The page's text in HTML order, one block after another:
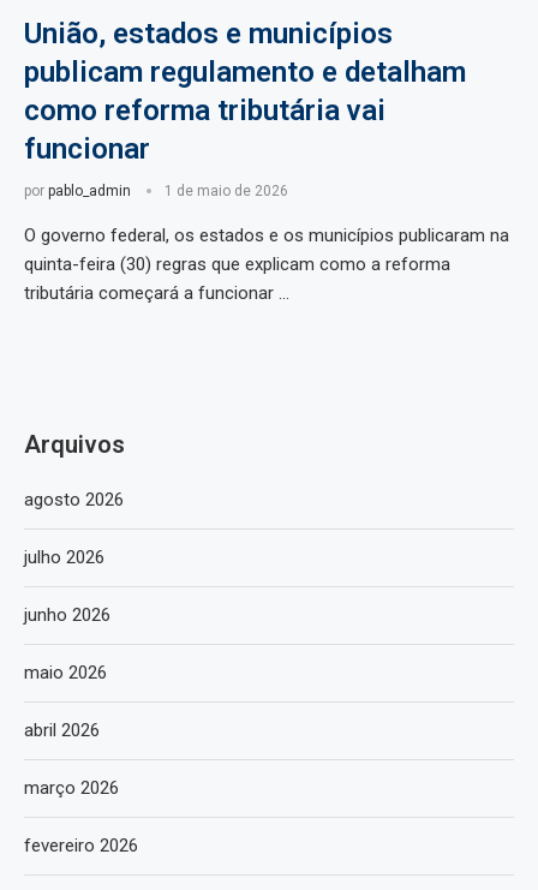
União, estados e municípios
publicam regulamento e detalham
como reforma tributária vai
funcionar
por pablo_admin 1 de maio de 2026
O governo federal, os estados e os municípios publicaram na
quinta-feira (30) regras que explicam como a reforma
tributária começará a funcionar …
Arquivos
agosto 2026
julho 2026
junho 2026
maio 2026
abril 2026
março 2026
fevereiro 2026